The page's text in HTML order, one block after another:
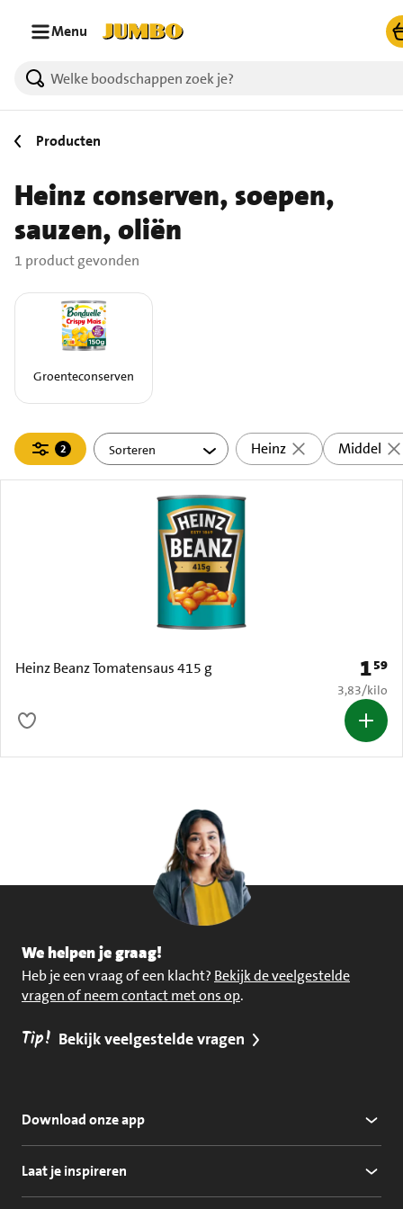
Menu
1 producten gevonden.
Producten
Heinz conserven, soepen,
sauzen, oliën
1 product gevonden
Groenteconserven
Filteren
2
actief
Heinz Middel
Heinz Beanz Tomatensaus 415 g Prijs:
159
€ 3,83 per
3,83/kilo
We helpen je graag!
Heb je een vraag of een klacht? Bekijk de veelgestelde
vragen of neem contact met ons op.
Tip! Bekijk veelgestelde vragen
Download onze app
Laat je inspireren